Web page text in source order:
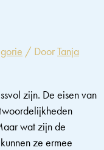
/ DoorTanja
zijn. De eisen van
wat zijn de
ze ermee